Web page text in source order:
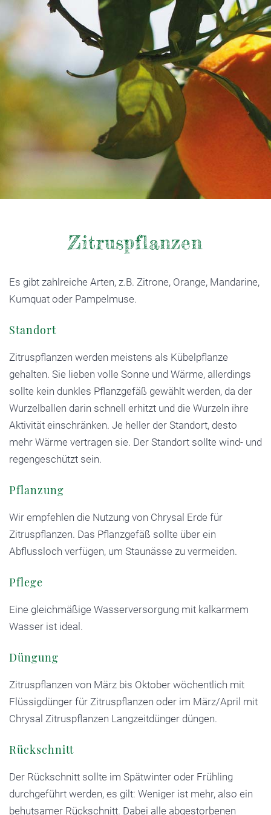
Zitruspflanzen
Es gibt zahlreiche Arten, z.B. Zitrone, Orange, Mandarine,
Kumquat oder Pampelmuse.
Standort
Zitruspflanzen werden meistens als Kübelpflanze
gehalten. Sie lieben volle Sonne und Wärme, allerdings
sollte kein dunkles Pflanzgefäß gewählt werden, da der
Wurzelballen darin schnell erhitzt und die Wurzeln ihre
Aktivität einschränken. Je heller der Standort, desto
mehr Wärme vertragen sie. Der Standort sollte wind- und
regengeschützt sein.
Pflanzung
Wir empfehlen die Nutzung von Chrysal Erde für
Zitruspflanzen. Das Pflanzgefäß sollte über ein
Abflussloch verfügen, um Staunässe zu vermeiden.
Pflege
Eine gleichmäßige Wasserversorgung mit kalkarmem
Wasser ist ideal.
Düngung
Zitruspflanzen von März bis Oktober wöchentlich mit
Flüssigdünger für Zitruspflanzen oder im März/April mit
Chrysal Zitruspflanzen Langzeitdünger düngen.
Rückschnitt
Der Rückschnitt sollte im Spätwinter oder Frühling
durchgeführt werden, es gilt: Weniger ist mehr, also ein
behutsamer Rückschnitt. Dabei alle abgestorbenen